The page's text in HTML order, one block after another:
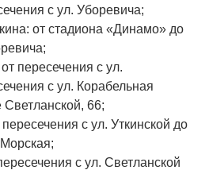
с ул. Уборевича;
от стадиона «Динамо» до
пересечения с ул.
с ул. Корабельная
66;
с ул. Уткинской до
с ул. Светланской